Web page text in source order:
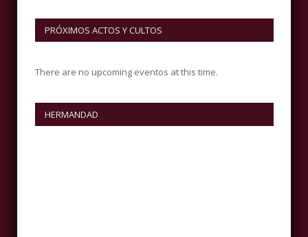
PRÓXIMOS ACTOS Y CULTOS
There are no upcoming eventos at this time.
HERMANDAD